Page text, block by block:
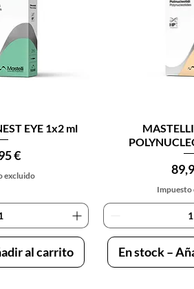
EYE 1x2 ml
€
excluido
al carrito
Vista
Impuesto
En stock –